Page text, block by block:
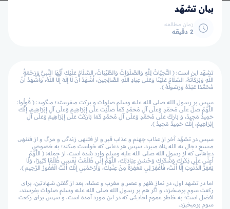
بیان تشهّد
زمان مطالعه
2 دقیقه
تشهّد این است: ( التَّحِيَّاتُ لِلَّهِ وَالصَّلَوَاتُ وَالطَّيِّبَاتُ، السَّلَامُ عَلَيْكَ أَيُّهَا النَّبِيُّ وَرَحْمَةُ
اللَّهِ وَبَرَكَاتُهُ، السَّلَامُ عَلَيْنَا وَعَلَى عِبَادِ اللَّهِ الصَّالِحِينَ، أَشْهَدُ أَنْ لَا إِلَهَ إِلَّا اللَّهُ، وَأَشْهَدُ أَنَّ
مُحَمَّدًا عَبْدُهُ وَرَسُولُهُ ).
سپس بر رسول الله صلی الله علیه وسلم صلوات و برکت می­فرستد؛ می­گوید: ( قُولُوا:
اللَّهُمَّ صَلِّ عَلَى مُحَمَّدٍ وَعَلَى آلِ مُحَمَّدٍ كَمَا صَلَّيْتَ عَلَى إِبْرَاهِيمَ وَعَلَى آلِ إِبْرَاهِيمَ، إِنَّكَ
حَمِيدٌ مَجِيدٌ، وَ بَارِكْ عَلَى مُحَمَّدٍ وَعَلَى آلِ مُحَمَّدٍ كَمَا بَارَكْتَ عَلَى إِبْرَاهِيمَ وَعَلَى آلِ
إِبْرَاهِيمَ، إِنَّكَ حَمِيدٌ مَجِيدٌ ).
سپس در تشهّد آخر از عذاب جهنم و عذاب قبر و از فتنه­ی زندگی و مرگ و از فتنه­ی
مسیح دجال به الله پناه می­برد. سپس هر دعایی که خواست می­کند؛ به خصوص
دعاهایی که از رسول الله صلی الله علیه وسلم وارد شده است، از جمله: ( اللَّهُمَّ
أَعِنِّي عَلَى ذِكْرِكَ وَشُكْرِكَ وَحُسْنِ عِبَادَتِكَ، اللَّهُمَّ إِنِّي ظَلَمْتُ نَفْسِي ظُلْمًا كَثِيرًا، وَلَا
يَغْفِرُ الذُّنُوبَ إِلَّا أَنْتَ، فَاغْفِرْ لِي مَغْفِرَةً مِنْ عِنْدِكَ، وَارْحَمْنِي إِنَّكَ أَنْتَ الْغَفُورُ الرَّحِيم ).
اما در تشهد اول، در نماز ظهر و عصر و مغرب و عشاء، بعد از گفتن شهادتین، برای
رکعت سوم برمی­خیزد، و اگر هم بر رسول الله صلی الله علیه وسلم صلوات بفرستد،
افضل است؛ به خاطر عموم احادیثی که در این مورد آمده است، و سپس برای رکعت
سوم برمی­خیزد.